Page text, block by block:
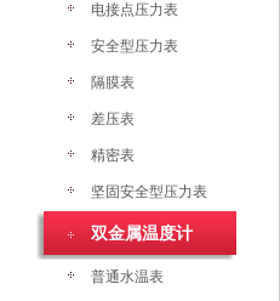
电接点压力表
安全型压力表
隔膜表
差压表
精密表
坚固安全型压力表
双金属温度计
普通水温表